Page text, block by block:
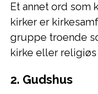
Et annet ord som
kirker er
gruppe troende
kirke eller
2. Gudshus